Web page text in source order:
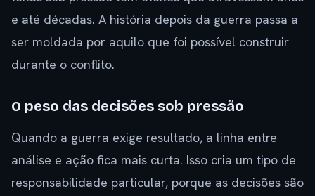
e até décadas. A história depois da guerra passa a
ser moldada por aquilo que foi possível construir
durante o conflito.
O peso das decisões sob pressão
Quando a guerra exige resultado, a linha entre
análise e ação fica mais curta. Isso cria um tipo de
responsabilidade particular, porque as decisões são